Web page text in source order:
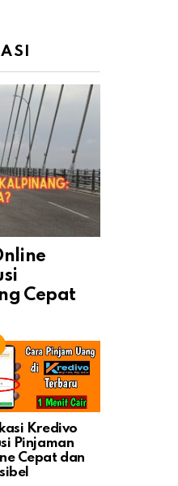
Cepat
Kredivo
Pinjaman
Cepat dan